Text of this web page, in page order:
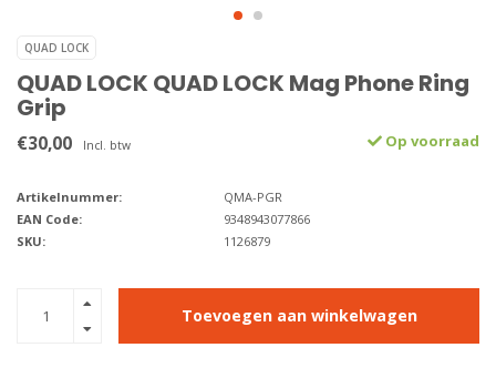
QUAD LOCK
QUAD LOCK QUAD LOCK Mag Phone Ring
Grip
€30,00 Incl. btw Op voorraad
Artikelnummer:
QMA-PGR
EAN Code:
9348943077866
SKU:
1126879
Toevoegen aan winkelwagen